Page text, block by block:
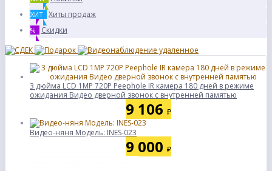
ХИТ Хиты продаж
% Скидки
3 дюйма LCD 1MP 720P Peephole IR камера 180 дней в режиме
ожидания Видео дверной звонок с внутренней памятью
9 106 ₽
Видео-няня Модель: INES-023
9 000 ₽